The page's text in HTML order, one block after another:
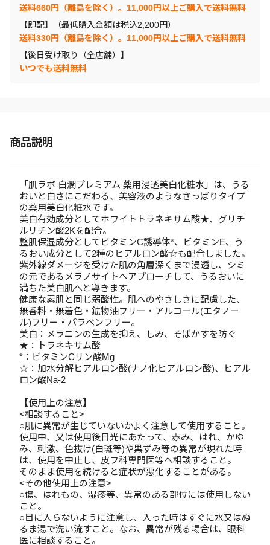
送料660円（離島を除く）。11,000円以上ご購入で送料無料
【即配】（最低購入金額は税込2,200円）
送料330円（離島を除く）。11,000円以上ご購入で送料無料
【後日受け取り（全店舗）】
いつでも送料無料
商品説明
「肌ラボ 白潤プレミアム 薬用浸透美白化粧水」は、うる
おいと白さにこだわる、美容液のようなさっぱりタイプ
の薬用美白化粧水です。
美白有効成分としてホワイトトラネキサム酸★、グリチ
ルリチン酸2Kを配合。
整肌保湿成分としてビタミンC誘導体*、ビタミンE、う
るおい成分として2種のヒアルロン酸☆も配合しました。
紫外線ダメージを受けた肌の角層深くまで浸透し、シミ
の元であるメラノサイトへアプローチして、うるおいに
満ちた美白肌へと導きます。
健康な素肌と同じ弱酸性。肌へのやさしさに配慮した、
無香料・無着色・鉱物油フリー・アルコール(エタノー
ル)フリー・パラベンフリー。
美白：メラニンの生成を抑え、しみ、そばかすを防ぐ
★：トラネキサム酸
*：ビタミンCリン酸Mg
☆：加水分解ヒアルロン酸(ナノ化ヒアルロン酸)、ヒアル
ロン酸Na-2
【使用上の注意】
<相談すること>
○肌に異常が生じていないかよく注意して使用すること。
使用中、又は使用後日光にあたって、赤み、はれ、かゆ
み、刺激、色抜け(白斑等)や黒ずみ等の異常が現れた時
は、使用を中止し、皮フ科専門医等へ相談すること。
そのまま使用を続けると症状が悪化することがある。
<その他使用上の注意>
○傷、はれもの、湿疹等、異常のある部位には使用しない
こと。
○目に入らないように注意し、入った時はすぐに水又はぬ
るま湯で洗い流すこと。なお、異常が残る場合は、眼科
医に相談すること。